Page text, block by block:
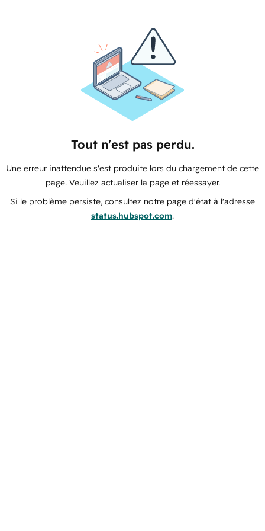
Tout n'est pas perdu.
Une erreur inattendue s'est produite lors du chargement de cette
page. Veuillez actualiser la page et réessayer.
Si le problème persiste, consultez notre page d'état à l'adresse
status.hubspot.com.